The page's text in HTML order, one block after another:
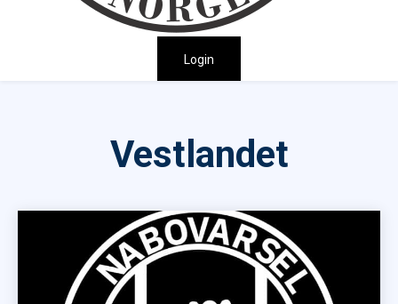
Login
Vestlandet